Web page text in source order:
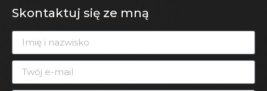
Skontaktuj się ze mną